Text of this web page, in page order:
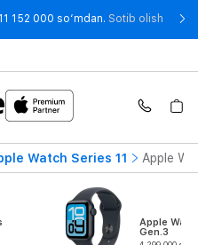
152 000 so‘mdan. Sotib olish-
Watch Series 11 Apple
Apple
Gen.3